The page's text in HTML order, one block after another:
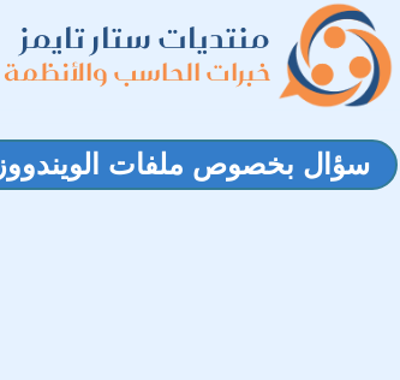
منتديات ستار تايمز
خبرات الحاسب والأنظمة
سؤال بخصوص ملفات الويندووز